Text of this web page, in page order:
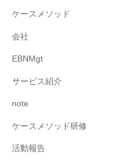
ケースメソッド
会社
EBNMgt
サービス紹介
note
ケースメソッド研修
活動報告